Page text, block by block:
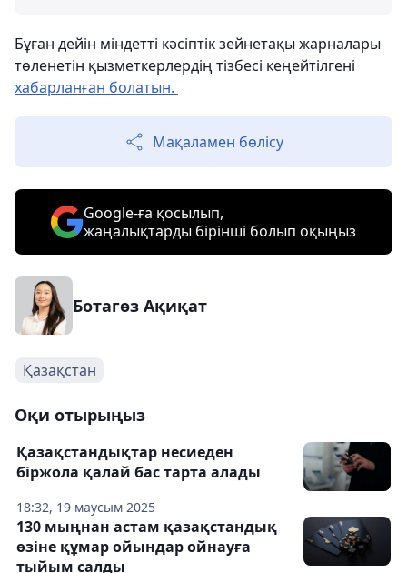
Бұған дейін міндетті кәсіптік зейнетақы жарналары
төленетін қызметкерлердің тізбесі кеңейтілгені
хабарланған болатын.
Мақаламен бөлісу
Google-ға қосылып,
жаңалықтарды бірінші болып оқыңыз
Ботагөз Ақиқат
Қазақстан
Оқи отырыңыз
18:32, 19 маусым 2025
Қазақстандықтар несиеден
біржола қалай бас тарта алады
130 мыңнан астам қазақстандық
өзіне құмар ойындар ойнауға
тыйым салды